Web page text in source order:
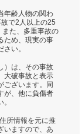
年齢人物の関わ
で2人以上の25
また、多重事故の
ため、現実の事
い。
）は、その事故
大破事故と表示
ございます。同
が、他に負傷者
所情報を元に推
いますので、あ